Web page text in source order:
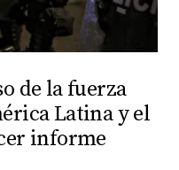
de la fuerza
Latina y el
informe